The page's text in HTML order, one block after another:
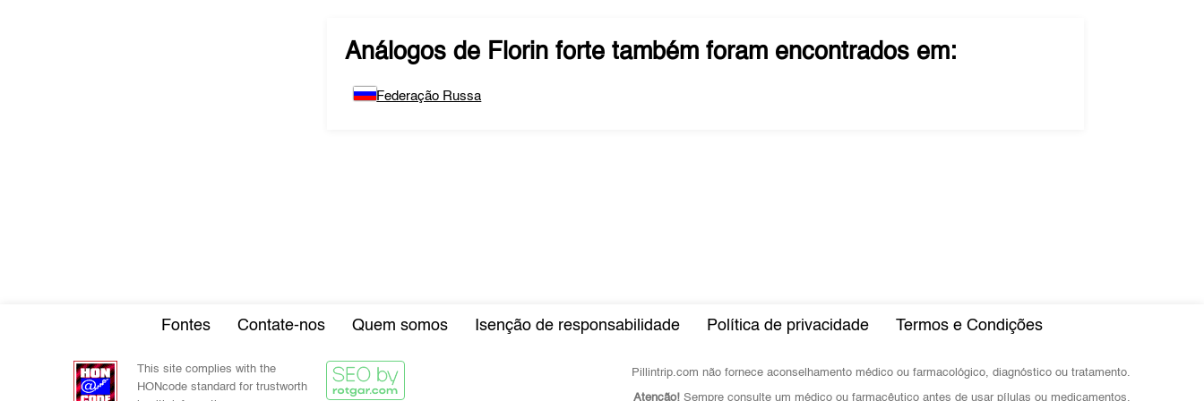
Análogos de Florin forte também foram encontrados em:
Federação Russa
Fontes Contate-nos Quem somos Isenção de responsabilidade Política de privacidade Termos e Condições
This site complies with the
HONcode standard for trustworth
Pillintrip.com não fornece aconselhamento médico ou farmacológico, diagnóstico ou tratamento.
Atenção! Sempre consulte um médico ou farmacêutico antes de usar pílulas ou medicamentos.